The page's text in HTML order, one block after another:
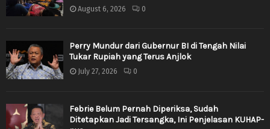
August 6, 2026 0
Perry Mundur dari Gubernur BI di Tengah Nilai
Tukar Rupiah yang Terus Anjlok
July 27, 2026 0
Febrie Belum Pernah Diperiksa, Sudah
Ditetapkan Jadi Tersangka, Ini Penjelasan KUHAP-